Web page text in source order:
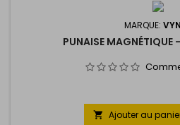
MARQUE:
PUNAISE
 Ajouter au